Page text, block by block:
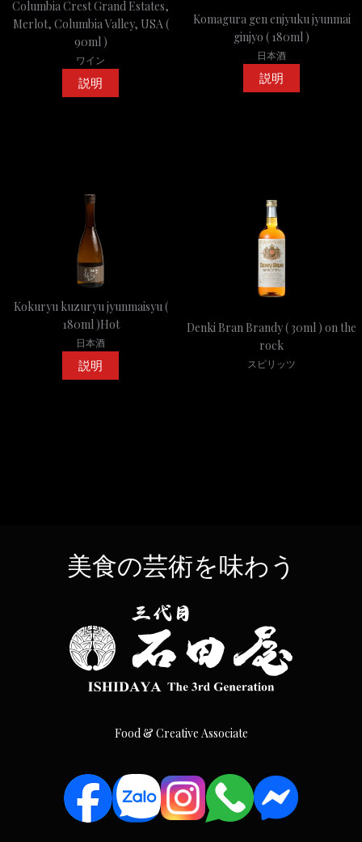
Columbia Crest Grand Estates,
Merlot, Columbia Valley, USA (
90ml )
ワイン
説明
Komagura gen enjyuku jyunmai
ginjyo ( 180ml )
日本酒
説明
Kokuryu kuzuryu jyunmaisyu (
180ml )Hot
日本酒
説明
Denki Bran Brandy ( 30ml ) on the
rock
スピリッツ
美食の芸術を味わう
Food & Creative Associate